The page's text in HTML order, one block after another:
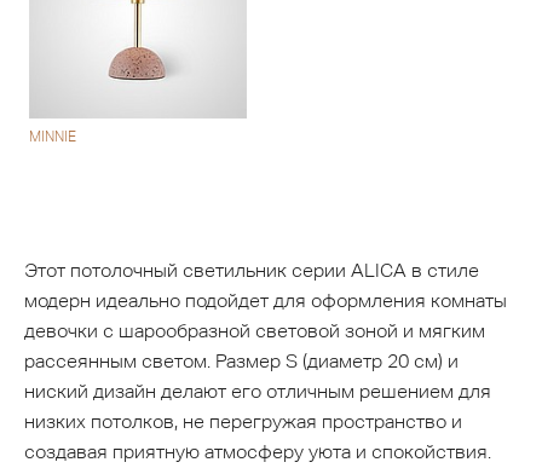
MINNIE
Этот потолочный светильник серии ALICA в стиле
модерн идеально подойдет для оформления комнаты
девочки с шарообразной световой зоной и мягким
рассеянным светом. Размер S (диаметр 20 см) и
ниский дизайн делают его отличным решением для
низких потолков, не перегружая пространство и
создавая приятную атмосферу уюта и спокойствия.